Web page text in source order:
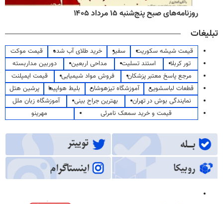
روزنامه‌های صبح پنج‌شنبه ۱۵ مرداد ۱۴۰۵
تبلیغات
قیمت شیشه سکوریت سفیر خرید طلای آب شده
قیمت موکت
تور کربلا
استند تسلیت مداحی اربعین
دوربین مداربسته
مرجع پاسخ معتبر پزشکان
فروش مواد شیمیایی
قیمت ایمپلنت
قطعات لباسشویی
آموزشگاه تیزهوشان بلیط هواپیما
پرشین هتل
نمایندگی بوش در تهران
بهترین جراح بینی
آموزشگاه زبان ملل
قیمت و خرید سمعک نامرئی
مهرینو